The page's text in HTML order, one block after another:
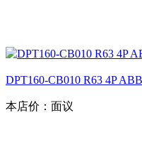
DPT160-CB010 R63 4P
本店价： 面议